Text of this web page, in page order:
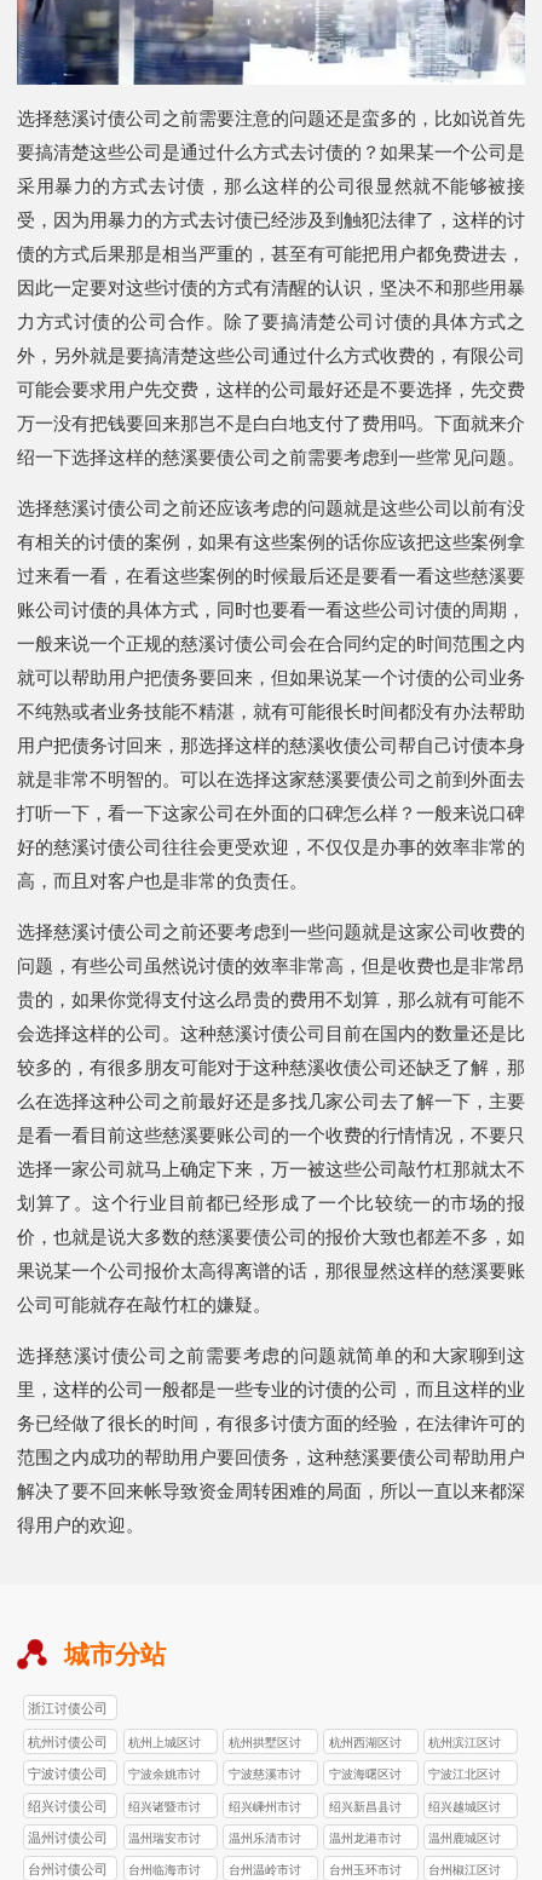
选择慈溪讨债公司之前需要注意的问题还是蛮多的，比如说首先
要搞清楚这些公司是通过什么方式去讨债的？如果某一个公司是
采用暴力的方式去讨债，那么这样的公司很显然就不能够被接
受，因为用暴力的方式去讨债已经涉及到触犯法律了，这样的讨
债的方式后果那是相当严重的，甚至有可能把用户都免费进去，
因此一定要对这些讨债的方式有清醒的认识，坚决不和那些用暴
力方式讨债的公司合作。除了要搞清楚公司讨债的具体方式之
外，另外就是要搞清楚这些公司通过什么方式收费的，有限公司
可能会要求用户先交费，这样的公司最好还是不要选择，先交费
万一没有把钱要回来那岂不是白白地支付了费用吗。下面就来介
绍一下选择这样的慈溪要债公司之前需要考虑到一些常见问题。
选择慈溪讨债公司之前还应该考虑的问题就是这些公司以前有没
有相关的讨债的案例，如果有这些案例的话你应该把这些案例拿
过来看一看，在看这些案例的时候最后还是要看一看这些慈溪要
账公司讨债的具体方式，同时也要看一看这些公司讨债的周期，
一般来说一个正规的慈溪讨债公司会在合同约定的时间范围之内
就可以帮助用户把债务要回来，但如果说某一个讨债的公司业务
不纯熟或者业务技能不精湛，就有可能很长时间都没有办法帮助
用户把债务讨回来，那选择这样的慈溪收债公司帮自己讨债本身
就是非常不明智的。可以在选择这家慈溪要债公司之前到外面去
打听一下，看一下这家公司在外面的口碑怎么样？一般来说口碑
好的慈溪讨债公司往往会更受欢迎，不仅仅是办事的效率非常的
高，而且对客户也是非常的负责任。
选择慈溪讨债公司之前还要考虑到一些问题就是这家公司收费的
问题，有些公司虽然说讨债的效率非常高，但是收费也是非常昂
贵的，如果你觉得支付这么昂贵的费用不划算，那么就有可能不
会选择这样的公司。这种慈溪讨债公司目前在国内的数量还是比
较多的，有很多朋友可能对于这种慈溪收债公司还缺乏了解，那
么在选择这种公司之前最好还是多找几家公司去了解一下，主要
是看一看目前这些慈溪要账公司的一个收费的行情情况，不要只
选择一家公司就马上确定下来，万一被这些公司敲竹杠那就太不
划算了。这个行业目前都已经形成了一个比较统一的市场的报
价，也就是说大多数的慈溪要债公司的报价大致也都差不多，如
果说某一个公司报价太高得离谱的话，那很显然这样的慈溪要账
公司可能就存在敲竹杠的嫌疑。
选择慈溪讨债公司之前需要考虑的问题就简单的和大家聊到这
里，这样的公司一般都是一些专业的讨债的公司，而且这样的业
务已经做了很长的时间，有很多讨债方面的经验，在法律许可的
范围之内成功的帮助用户要回债务，这种慈溪要债公司帮助用户
解决了要不回来帐导致资金周转困难的局面，所以一直以来都深
得用户的欢迎。
城市分站
浙江讨债公司
杭州讨债公司
杭州上城区讨
债公司
杭州拱墅区讨
债公司
杭州西湖区讨
债公司
杭州滨江区讨
债公司
宁波讨债公司
宁波余姚市讨
债公司
宁波慈溪市讨
债公司
宁波海曙区讨
债公司
宁波江北区讨
债公司
绍兴讨债公司
绍兴诸暨市讨
债公司
绍兴嵊州市讨
债公司
绍兴新昌县讨
债公司
绍兴越城区讨
债公司
温州讨债公司
温州瑞安市讨
债公司
温州乐清市讨
债公司
温州龙港市讨
债公司
温州鹿城区讨
债公司
台州讨债公司
台州‌临海市讨
台州‌温岭市讨
台州玉环市讨
台州椒江区讨